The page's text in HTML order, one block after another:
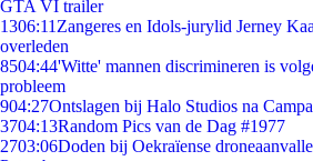
GTA VI trailer
1306:11 Zangeres en Idols-jurylid Jerney
overleden
8504:44'Witte' mannen discrimineren is
probleem
904:27Ontslagen bij Halo Studios na
3704:13Random Pics van de Dag #1977
2703:06Doden bij Oekraïense